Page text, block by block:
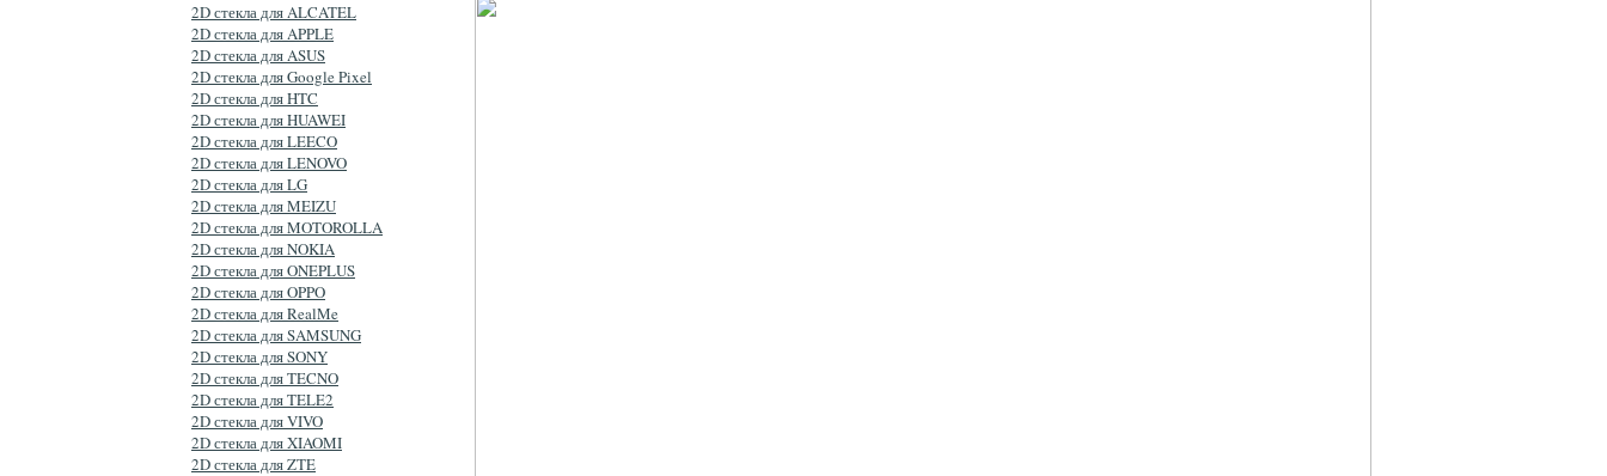
2D стекла для ALCATEL
2D стекла для APPLE
2D стекла для ASUS
2D стекла для Google Pixel
2D стекла для HTC
2D стекла для HUAWEI
2D стекла для LEECO
2D стекла для LENOVO
2D стекла для LG
2D стекла для MEIZU
2D стекла для MOTOROLLA
2D стекла для NOKIA
2D стекла для ONEPLUS
2D стекла для OPPO
2D стекла для RealMe
2D стекла для SAMSUNG
2D стекла для SONY
2D стекла для TECNO
2D стекла для TELE2
2D стекла для VIVO
2D стекла для XIAOMI
2D стекла для ZTE